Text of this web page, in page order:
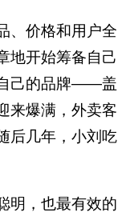
、价格和用户全
地开始筹备自己
己的品牌——盖
来爆满，外卖客
后几年，小刘吃
明，也最有效的